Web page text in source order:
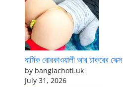
ধার্মিক বোরকাওয়ালী আর চাকরের সেক্স
by banglachoti.uk
July 31, 2026